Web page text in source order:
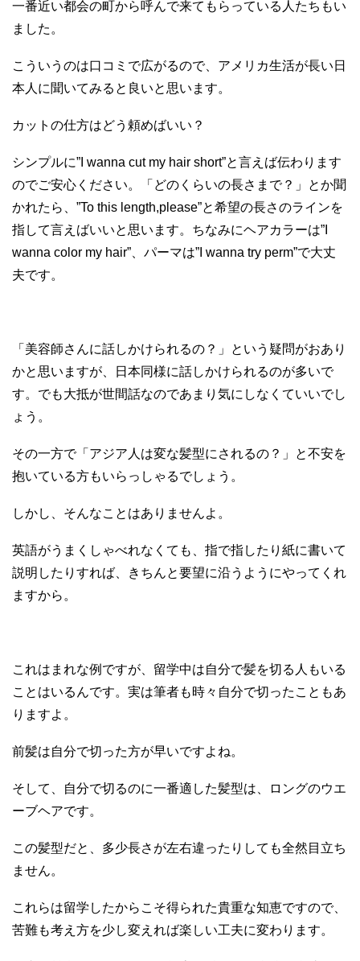
一番近い都会の町から呼んで来てもらっている人たちもい
ました。
こういうのは口コミで広がるので、アメリカ生活が長い日
本人に聞いてみると良いと思います。
カットの仕方はどう頼めばいい？
シンプルに”I wanna cut my hair short”と言えば伝わります
のでご安心ください。「どのくらいの長さまで？」とか聞
かれたら、”To this length,please”と希望の長さのラインを
指して言えばいいと思います。ちなみにヘアカラーは”I
wanna color my hair”、パーマは”I wanna try perm”で大丈
夫です。
「美容師さんに話しかけられるの？」という疑問がおあり
かと思いますが、日本同様に話しかけられるのが多いで
す。でも大抵が世間話なのであまり気にしなくていいでし
ょう。
その一方で「アジア人は変な髪型にされるの？」と不安を
抱いている方もいらっしゃるでしょう。
しかし、そんなことはありませんよ。
英語がうまくしゃべれなくても、指で指したり紙に書いて
説明したりすれば、きちんと要望に沿うようにやってくれ
ますから。
これはまれな例ですが、留学中は自分で髪を切る人もいる
ことはいるんです。実は筆者も時々自分で切ったこともあ
りますよ。
前髪は自分で切った方が早いですよね。
そして、自分で切るのに一番適した髪型は、ロングのウエ
ーブヘアです。
この髪型だと、多少長さが左右違ったりしても全然目立ち
ません。
これらは留学したからこそ得られた貴重な知恵ですので、
苦難も考え方を少し変えれば楽しい工夫に変わります。